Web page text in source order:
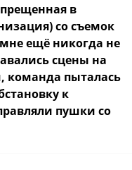
в
со съемок
ещё никогда не
сцены на
команда пыталась
к
пушки со